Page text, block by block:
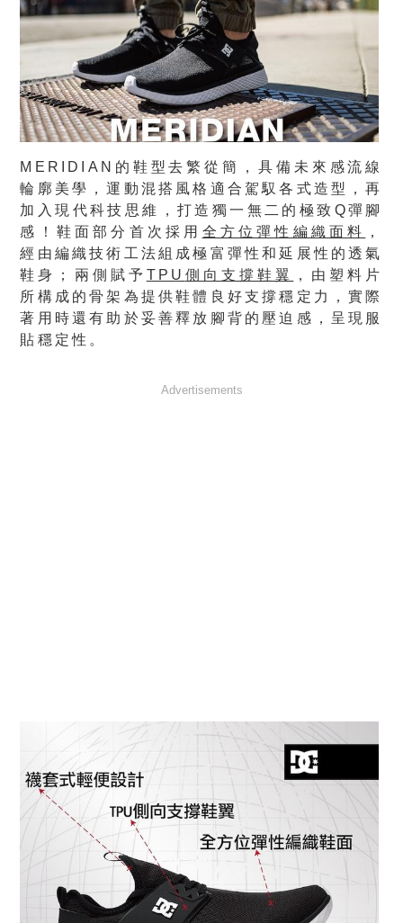
MERIDIAN的鞋型去繁從簡，具備未來感流線
輪廓美學，運動混搭風格適合駕馭各式造型，再
加入現代科技思維，打造獨一無二的極致Q彈腳
感！鞋面部分首次採用 全方位彈性編織面料
，
經由編織技術工法組成極富彈性和延展性的透氣
鞋身；兩側賦予 TPU 側向支撐鞋翼
，由塑料片
所構成的骨架為提供鞋體良好支撐穩定力，實際
著用時還有助於妥善釋放腳背的壓迫感，呈現服
貼穩定性。
Advertisements